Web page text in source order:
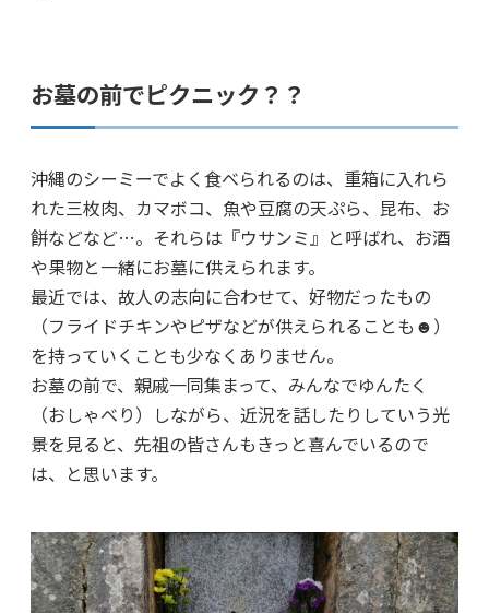
お墓の前でピクニック？？
沖縄のシーミーでよく食べられるのは、重箱に入れら
れた三枚肉、カマボコ、魚や豆腐の天ぷら、昆布、お
餅などなど…。それらは『ウサンミ』と呼ばれ、お酒
や果物と一緒にお墓に供えられます。
最近では、故人の志向に合わせて、好物だったもの
（フライドチキンやピザなどが供えられることも☻）
を持っていくことも少なくありません。
お墓の前で、親戚一同集まって、みんなでゆんたく
（おしゃべり）しながら、近況を話したりしていう光
景を見ると、先祖の皆さんもきっと喜んでいるので
は、と思います。